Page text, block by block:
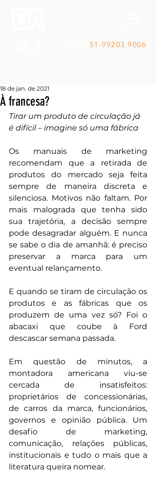
51-99203.9006
À francesa?
18 de jan. de 2021
Tirar um produto de circulação já
é difícil – imagine só uma fábrica
Os manuais de marketing
recomendam que a retirada de
produtos do mercado seja feita
sempre de maneira discreta e
silenciosa. Motivos não faltam. Por
mais malograda que tenha sido
sua trajetória, a decisão sempre
pode desagradar alguém. E nunca
se sabe o dia de amanhã: é preciso
preservar a marca para um
eventual relançamento.
E quando se tiram de circulação os
produtos e as fábricas que os
produzem de uma vez só? Foi o
abacaxi que coube à Ford
descascar semana passada.
Em questão de minutos, a
montadora americana viu-se
cercada de insatisfeitos:
proprietários de concessionárias,
de carros da marca, funcionários,
governos e opinião pública. Um
desafio de marketing,
comunicação, relações públicas,
institucionais e tudo o mais que a
literatura queira nomear.